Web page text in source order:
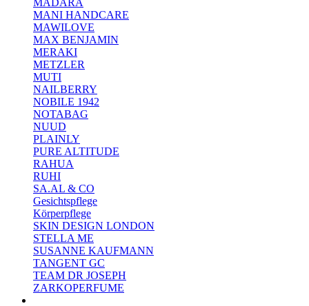
MADARA
MANI HANDCARE
MAWILOVE
MAX BENJAMIN
MERAKI
METZLER
MUTI
NAILBERRY
NOBILE 1942
NOTABAG
NUUD
PLAINLY
PURE ALTITUDE
RAHUA
RUHI
SA.AL & CO
Gesichtspflege
Körperpflege
SKIN DESIGN LONDON
STELLA ME
SUSANNE KAUFMANN
TANGENT GC
TEAM DR JOSEPH
ZARKOPERFUME